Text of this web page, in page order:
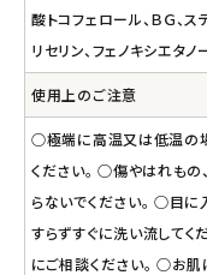
酸トコフェロール、ＢＧ、
リセリン、フェノキシエタノ
使用上のご注意
○極端に高温又は低温の
ください。 ○傷やはれもの
らないでください。 ○目に
すらずすぐに洗い流してく
にご相談ください。 ○お